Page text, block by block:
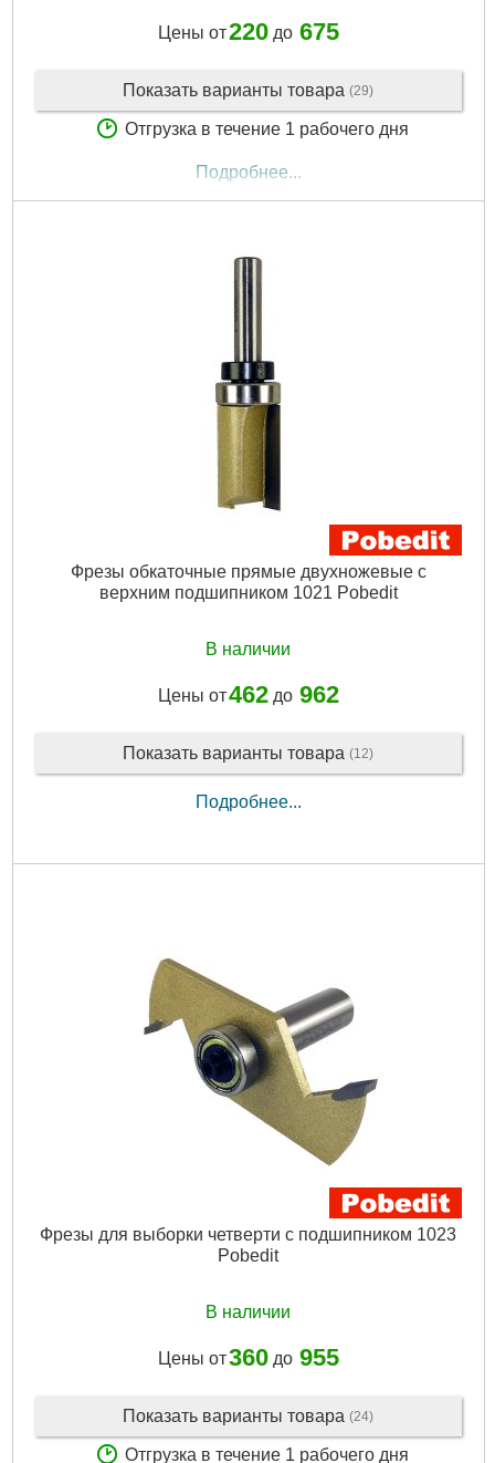
Цены от220до 675
Показать варианты товара (29)
Отгрузка в течение 1 рабочего дня
Подробнее...
Фрезы обкаточные прямые двухножевые с
верхним подшипником 1021 Pobedit
В наличии
Цены от462до 962
Показать варианты товара (12)
Подробнее...
Фрезы для выборки четверти с подшипником 1023
Pobedit
В наличии
Цены от360до 955
Показать варианты товара (24)
Отгрузка в течение 1 рабочего дня